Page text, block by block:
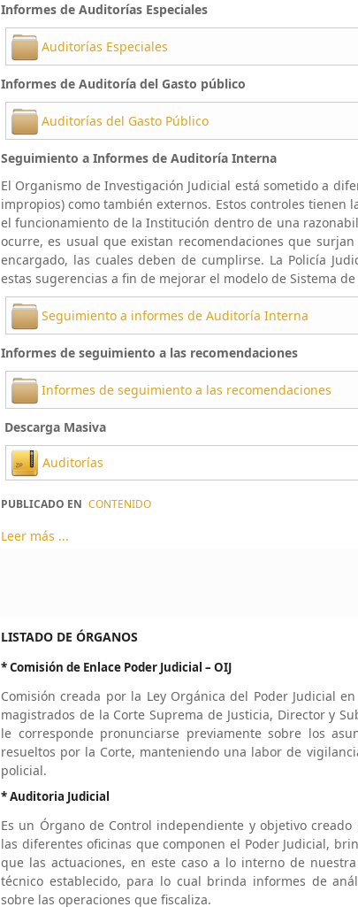
Informes de Auditorías Especiales
Auditorías Especiales
Informes de Auditoría del Gasto público
Auditorías del Gasto Público
Seguimiento a Informes de Auditoría Interna
El Organismo de Investigación Judicial está sometido a
impropios) como también externos. Estos controles
el funcionamiento de la Institución dentro de una
ocurre, es usual que existan recomendaciones que
encargado, las cuales deben de cumplirse. La Policía
estas sugerencias a fin de mejorar el modelo de Sistema
Seguimiento a informes de Auditoría Interna
Informes de seguimiento a las recomendaciones
Informes de seguimiento a las recomendaciones
Descarga Masiva
Auditorías
PUBLICADO EN CONTENIDO
Leer más ...
LISTADO DE ÓRGANOS
* Comisión de Enlace Poder Judicial – OIJ
Comisión creada por la Ley Orgánica del Poder Judicial
magistrados de la Corte Suprema de Justicia, Director y
le corresponde pronunciarse previamente sobre los
resueltos por la Corte, manteniendo una labor de
policial.
* Auditoria Judicial
Es un Órgano de Control independiente y objetivo
las diferentes oficinas que componen el Poder Judicial,
que las actuaciones, en este caso a lo interno de
técnico establecido, para lo cual brinda informes de
sobre las operaciones que fiscaliza.